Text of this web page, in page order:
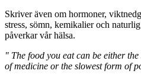
Skriver även om hormoner,
stress, sömn, kemikalier och
påverkar vår hälsa.
" The food you eat can be either
of medicine or the slowest form of